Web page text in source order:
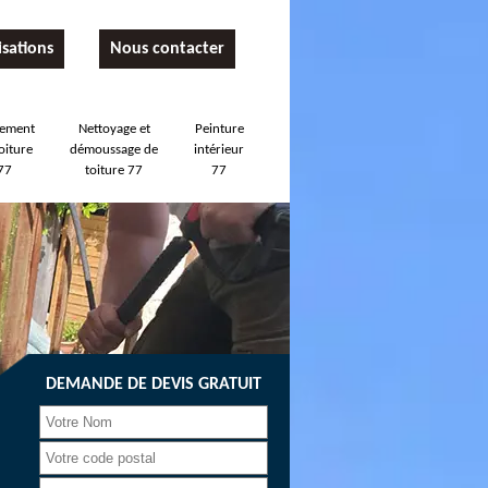
Nous contacter
Nettoyage et
démoussage de
toiture 77
Peinture
intérieur
77
DEMANDE DE DEVIS GRATUIT